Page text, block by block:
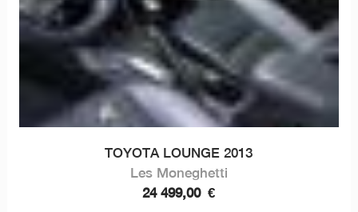
TOYOTA LOUNGE 2013
Les Moneghetti
24 499,00 €